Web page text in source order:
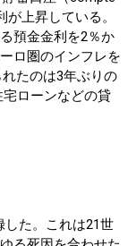
上昇している。
預金金利を2％か
ロ圏のインフレを
たのは3年ぶりの
宅ローンなどの貸
した。これは21世